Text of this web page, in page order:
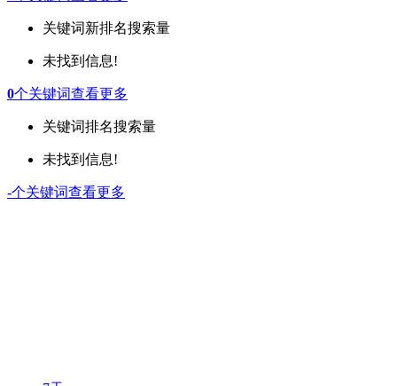
关键词新排名搜索量
未找到信息!
0个关键词查看更多
关键词排名搜索量
未找到信息!
-个关键词查看更多